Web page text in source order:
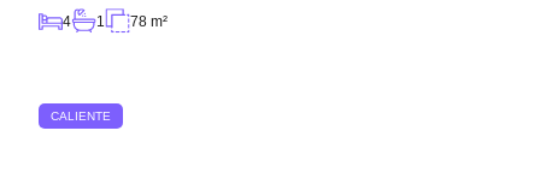
4 1 78 m²
CALIENTE